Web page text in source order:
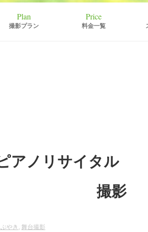
撮影プラン 料金一覧
アノリサイタル
撮影
やき , 舞台撮影